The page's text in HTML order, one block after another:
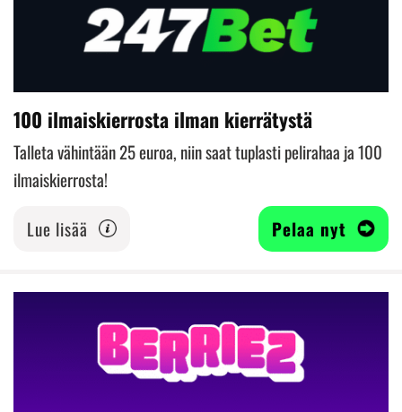
100 ilmaiskierrosta ilman kierrätystä
Talleta vähintään 25 euroa, niin saat tuplasti pelirahaa ja 100
ilmaiskierrosta!
Lue lisää
Pelaa nyt